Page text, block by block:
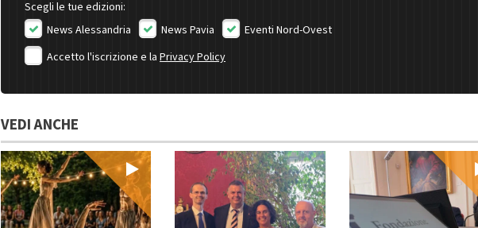
Scegli le tue edizioni:
News Alessandria
News Pavia
Eventi Nord-Ovest
Accetto l'iscrizione e la Privacy Policy
VEDI ANCHE